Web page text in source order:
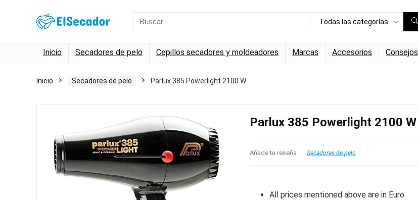
Search
for:
Todas las categorías
Inicio Secadores de pelo Cepillos secadores y moldeadores Marcas Accesorios Consejos
Inicio Secadores de pelo Parlux 385 Powerlight 2100 W
Parlux 385 Powerlight 2100 W
Añade tu reseña Secadores de pelo
All prices mentioned above are in Euro.